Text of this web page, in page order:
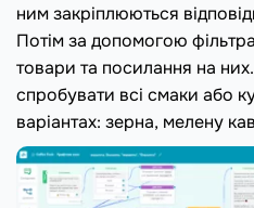
ним закріплюються
Потім за допомогою
товари та посилання на
спробувати всі смаки або
варіантах: зерна, мелену